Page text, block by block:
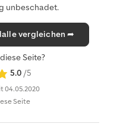
unbeschadet.
vergleichen ➦
Seite?
5.0 /5
04.05.2020
Seite